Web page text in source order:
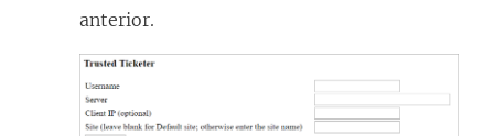
anterior.